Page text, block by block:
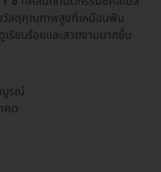
วัสดุคุณภาพสูงที่เหมือนฟัน
รียบร้อยและสวยงามมากขึ้น
บูรณ์
คต